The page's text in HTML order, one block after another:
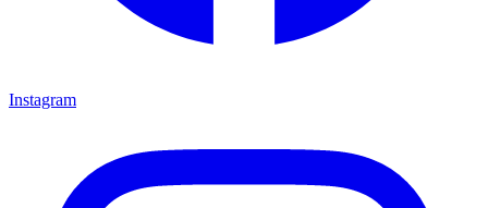
Instagram